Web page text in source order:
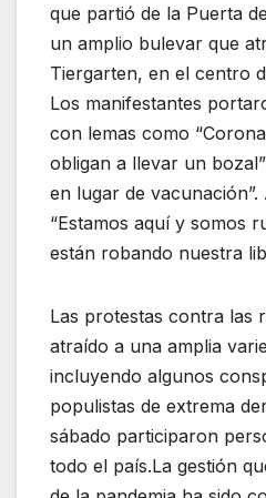
que partió de la Puerta
un amplio bulevar que
Tiergarten, en el centro
Los manifestantes
con lemas como
obligan a llevar un
en lugar de
“Estamos aquí y somos
están robando nuestra
Las protestas contra las
atraído a una amplia
incluyendo algunos
populistas de extrema
sábado participaron
todo el país.La gestión